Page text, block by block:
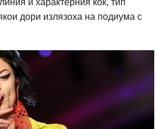
и характерния кок, тип
дори излязоха на подиума с